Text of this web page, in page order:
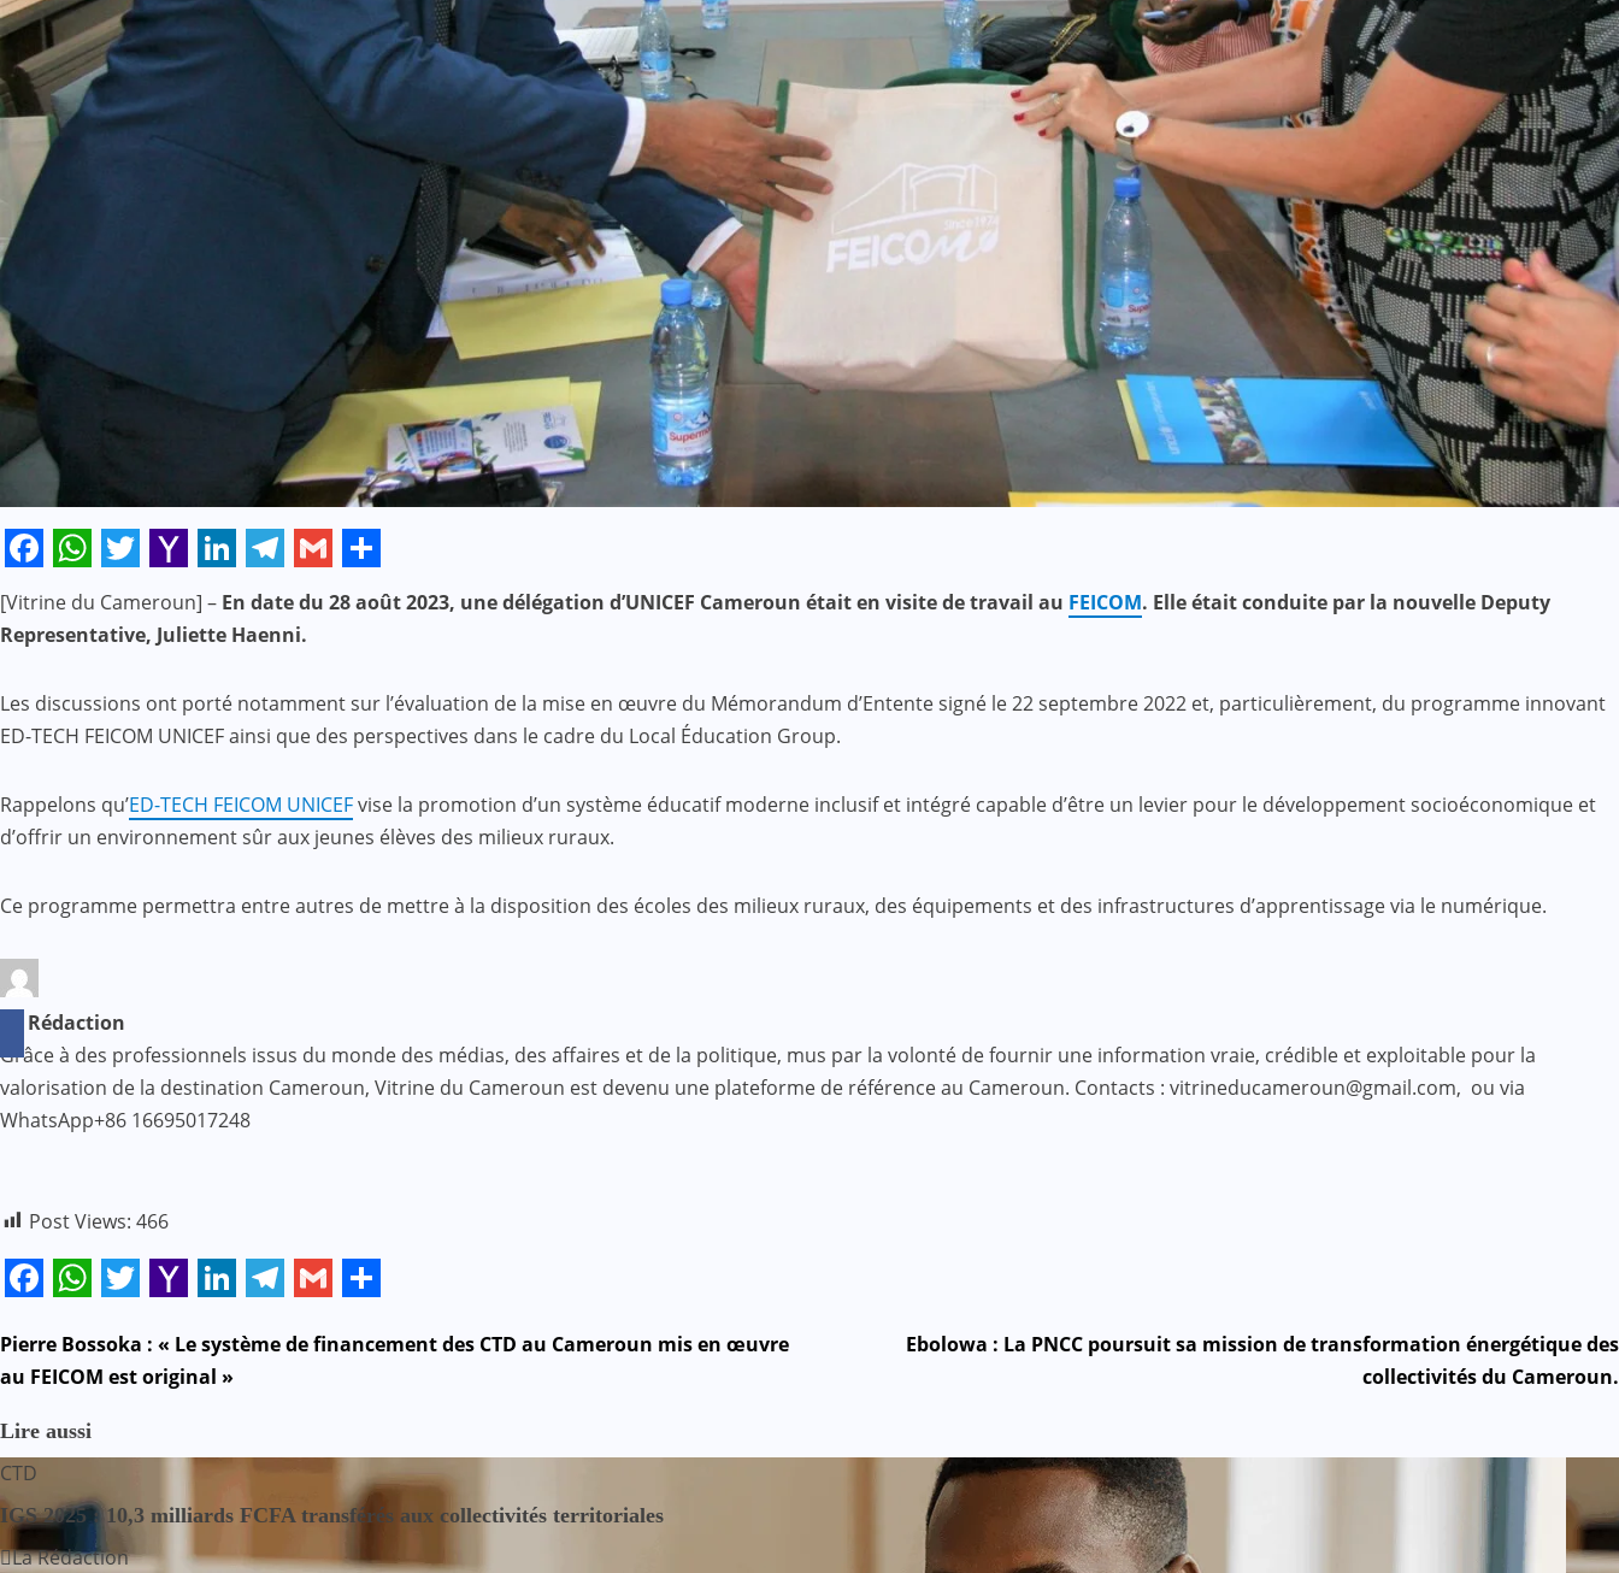
Facebook
WhatsApp
Twitter
Yahoo
Mail
LinkedIn
Telegram
Gmail
Share
[Vitrine du Cameroun] – En date du 28 août 2023, une délégation d’UNICEF Cameroun était en visite de travail au FEICOM. Elle était conduite par la nouvelle Deputy
Representative, Juliette Haenni.
Les discussions ont porté notamment sur l’évaluation de la mise en œuvre du Mémorandum d’Entente signé le 22 septembre 2022 et, particulièrement, du programme innovant
ED-TECH FEICOM UNICEF ainsi que des perspectives dans le cadre du Local Éducation Group.
Rappelons qu’ED-TECH FEICOM UNICEFvise la promotion d’un système éducatif moderne inclusif et intégré capable d’être un levier pour le développement socioéconomique et
d’offrir un environnement sûr aux jeunes élèves des milieux ruraux.
Ce programme permettra entre autres de mettre à la disposition des écoles des milieux ruraux, des équipements et des infrastructures d’apprentissage via le numérique.
La Rédaction
Grâce à des professionnels issus du monde des médias, des affaires et de la politique, mus par la volonté de fournir une information vraie, crédible et exploitable pour la
valorisation de la destination Cameroun, Vitrine du Cameroun est devenu une plateforme de référence au Cameroun. Contacts : vitrineducameroun@gmail.com, ou via
WhatsApp+86 16695017248
Post Views: 466
Mail
N
v
i
g
Pierre Bossoka : « Le système de financement des CTD au Cameroun mis en œuvre
au FEICOM est original »
Ebolowa : La PNCC poursuit sa mission de transformation énergétique des
collectivités du Cameroun.
Lire aussi
CTD
IGS 2025 : 10,3 milliards FCFA transférés aux collectivités territoriales
La Rédaction